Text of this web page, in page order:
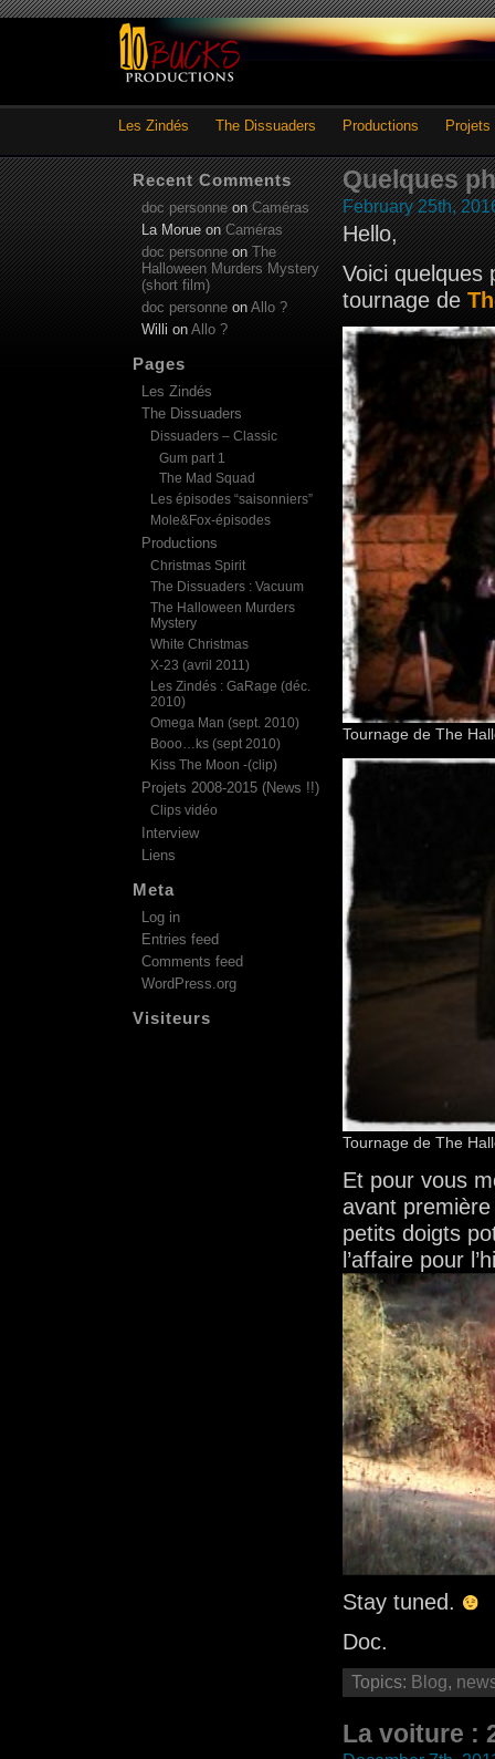
Les Zindés The Dissuaders Productions Projets
Quelques
February 25th,
Hello,
Voici quelques
tournage de
Tournage de The
Tournage de The
Et pour vous
avant
petits doigts
l’affaire pour
Stay tuned.
Doc.
Topics: Blog,
La voiture :
Recent Comments
doc personneonCaméras
La MorueonCaméras
doc personneonThe
Halloween Murders Mystery
(short film)
doc personne on Allo ?
Willi on Allo ?
Pages
Les Zindés
The Dissuaders
Dissuaders – Classic
Gum part 1
The Mad Squad
Les épisodes “saisonniers”
Mole&Fox-épisodes
Productions
Christmas Spirit
The Dissuaders : Vacuum
The Halloween Murders
Mystery
White Christmas
X-23 (avril 2011)
Les Zindés : GaRage (déc.
2010)
Omega Man (sept. 2010)
Booo…ks (sept 2010)
Kiss The Moon -(clip)
Projets 2008-2015 (News !!)
Clips vidéo
Interview
Liens
Meta
Log in
Entries feed
Comments feed
WordPress.org
Visiteurs